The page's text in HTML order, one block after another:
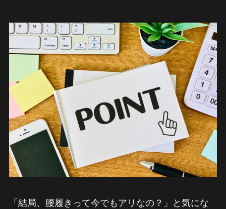
「結局、腰履きって今でもアリなの？」と気にな